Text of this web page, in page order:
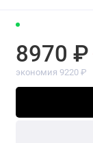
8970 ₽
экономия 9220 ₽